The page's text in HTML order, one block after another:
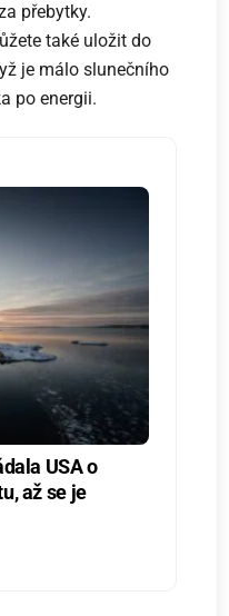
přebytky.
také uložit do
je málo slunečního
po energii.
USA o
až se je